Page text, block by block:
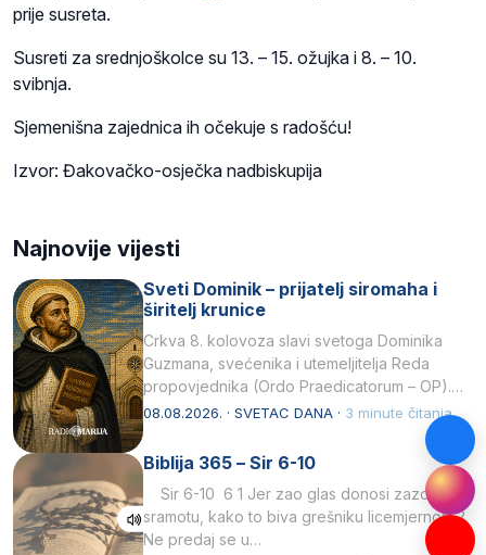
prije susreta.
Susreti za srednjoškolce su 13. – 15. ožujka i 8. – 10.
svibnja.
Sjemenišna zajednica ih očekuje s radošću!
Izvor: Đakovačko-osječka nadbiskupija
Najnovije vijesti
Sveti Dominik – prijatelj siromaha i
širitelj krunice
Crkva 8. kolovoza slavi svetoga Dominika
Guzmana, svećenika i utemeljitelja Reda
propovjednika (Ordo Praedicatorum – OP).
Svojim životom, dubokom ljubavlju prema
08.08.2026. · SVETAC DANA · 3 minute čitanja
Biblija 365 – Sir 6-10
Sir 6-10 6 1 Jer zao glas donosi zazor i
sramotu, kako to biva grešniku licemjernom.2
Ne predaj se u…